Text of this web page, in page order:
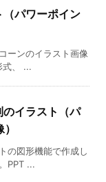
パワーポイン
ーンのイラスト画像
式、 ...
イラスト（パ
の図形機能で作成し
PPT ...